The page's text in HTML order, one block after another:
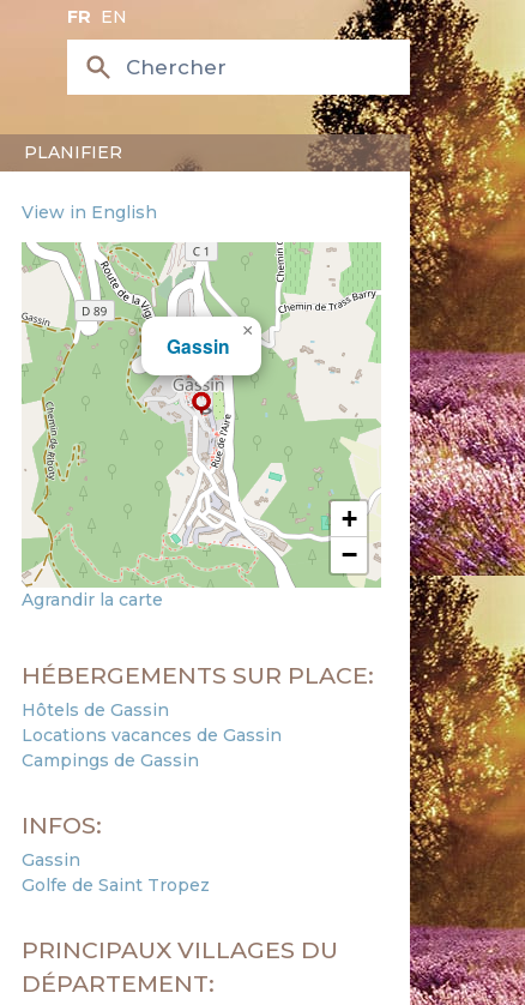
FR EN
PLANIFIER
View in English
Gassin
×
+
−
Agrandir la carte
HÉBERGEMENTS SUR PLACE:
Hôtels de Gassin
Locations vacances de Gassin
Campings de Gassin
INFOS:
Gassin
Golfe de Saint Tropez
PRINCIPAUX VILLAGES DU
DÉPARTEMENT: